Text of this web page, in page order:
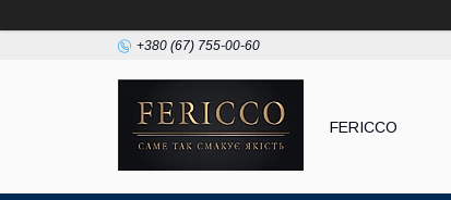
+380 (67) 755-00-60
FERICCO